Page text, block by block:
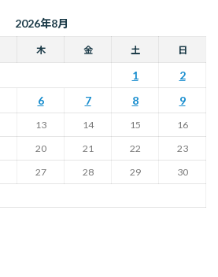
2026年8月
木 金 土 日
1
2
6 7 8 9
13 14 15
16
20 21 22
23
27 28 29
30